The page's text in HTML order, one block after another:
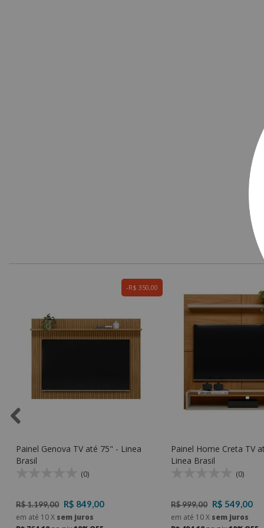
R$ 350,00
Painel Genova TV até 75" - Linea
Brasil
(0)
R$ 1.199,00 R$ 849,00
em até 10X sem juros
Painel Home Creta TV
Linea Brasil
(0)
R$ 999,00 R$ 549,00
em até 10X sem juros